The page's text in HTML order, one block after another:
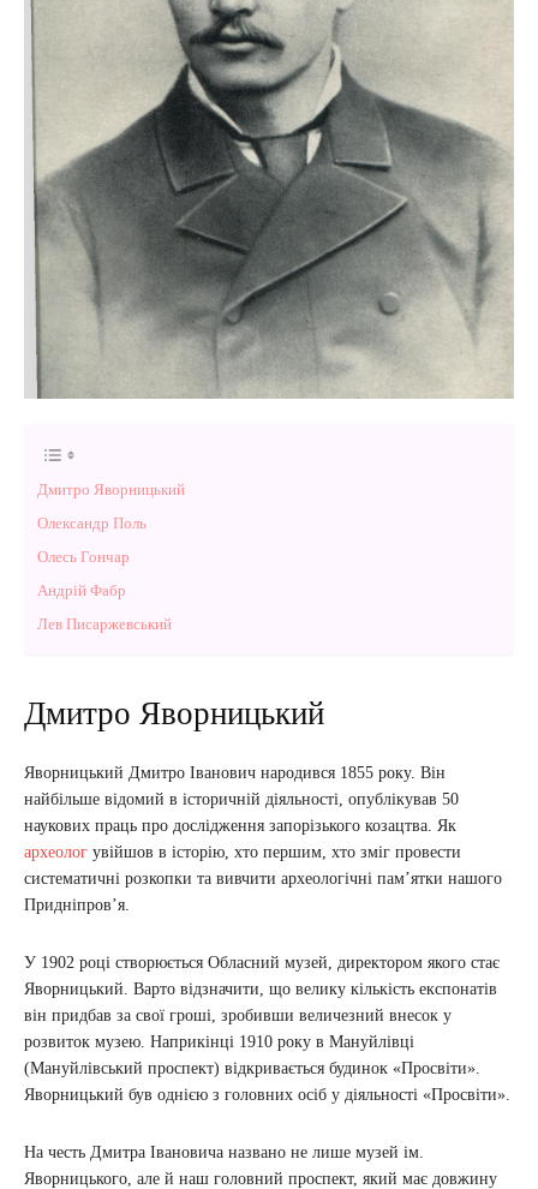
Дмитро Яворницький
Олександр Поль
Олесь Гончар
Андрій Фабр
Лев Писаржевський
Дмитро Яворницький
Яворницький Дмитро Іванович народився 1855 року. Він
найбільше відомий в історичній діяльності, опублікував 50
наукових праць про дослідження запорізького козацтва. Як
археолог увійшов в історію, хто першим, хто зміг провести
систематичні розкопки та вивчити археологічні пам’ятки нашого
Придніпров’я.
У 1902 році створюється Обласний музей, директором якого стає
Яворницький. Варто відзначити, що велику кількість експонатів
він придбав за свої гроші, зробивши величезний внесок у
розвиток музею. Наприкінці 1910 року в Мануйлівці
(Мануйлівський проспект) відкривається будинок «Просвіти».
Яворницький був однією з головних осіб у діяльності «Просвіти».
На честь Дмитра Івановича названо не лише музей ім.
Яворницького, але й наш головний проспект, який має довжину